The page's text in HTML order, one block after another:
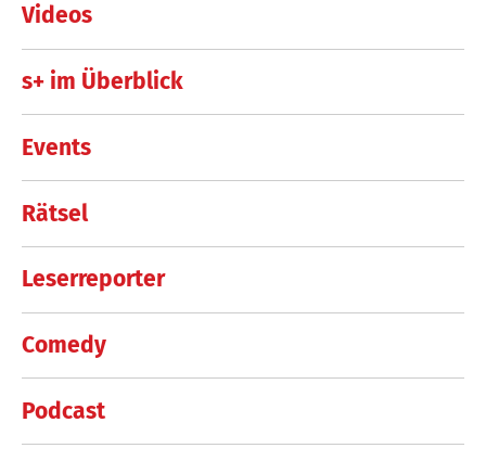
Videos
s+ im Überblick
Events
Rätsel
Leserreporter
Comedy
Podcast